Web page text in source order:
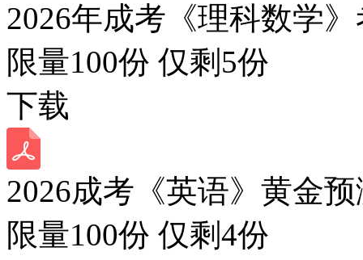
2026年成考《理科数学
限量100份 仅剩 5份
下载
2026成考《英语》黄金
限量100份 仅剩4份